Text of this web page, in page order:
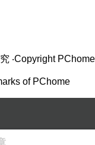
‧Copyright PChome
of PChome